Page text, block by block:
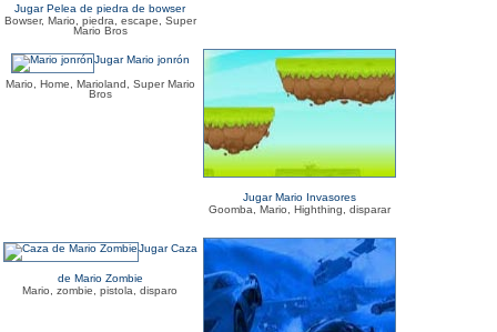
Jugar Pelea de piedra de bowser
Bowser, Mario, piedra, escape, Super
Mario Bros
Jugar Mario jonrón
Mario, Home, Marioland, Super Mario
Bros
Jugar Mario Invasores
Goomba, Mario, Highthing, disparar
Jugar Caza
de Mario Zombie
Mario, zombie, pistola, disparo